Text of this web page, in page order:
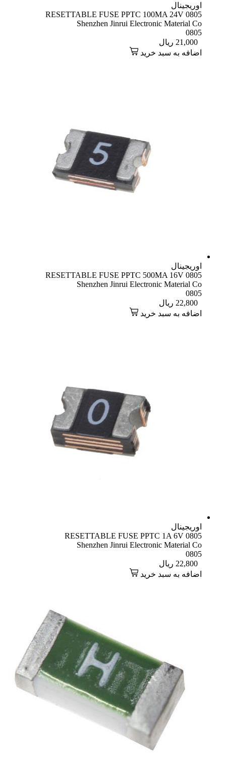
اوریجینال
RESETTABLE FUSE PPTC 100MA 24V 0805
Shenzhen Jinrui Electronic Material Co
0805
21,000 ریال
اضافه به سبد خرید
اوریجینال
RESETTABLE FUSE PPTC 500MA 16V 0805
Shenzhen Jinrui Electronic Material Co
0805
22,800 ریال
اضافه به سبد خرید
اوریجینال
RESETTABLE FUSE PPTC 1A 6V 0805
Shenzhen Jinrui Electronic Material Co
0805
22,800 ریال
اضافه به سبد خرید